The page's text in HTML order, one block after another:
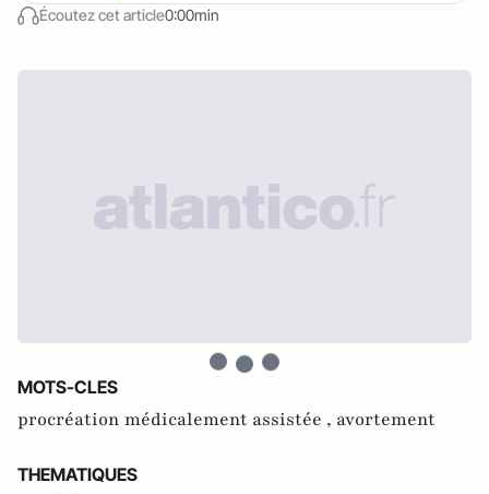
Écoutez cet article0:00min
MOTS-CLES
procréation médicalement assistée , avortement
THEMATIQUES